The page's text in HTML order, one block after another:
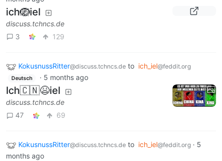
ich🪺iel
discuss.tchncs.de
3
129
KokusnussRitter@discuss.tchncs.de to ich_iel@feddit.org
Deutsch · 5 months ago
Ich🇨🇳😫iel
discuss.tchncs.de
47
69
KokusnussRitter@discuss.tchncs.de to ich_iel@feddit.org · 5
months ago